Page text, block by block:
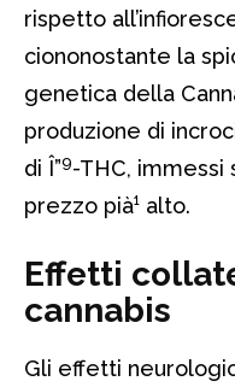
rispetto
ciononostante la
genetica della
produzione di
di Î”9-THC, immessi
prezzo pià¹ alto.
Effetti
cannabis
Gli effetti